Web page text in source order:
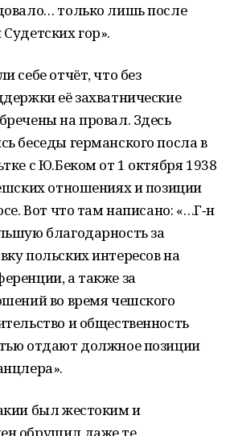
только лишь после
гор».
себе отчёт, что без
её захватнические
на провал. Здесь
беседы германского посла в
с Ю.Беком от 1 октября 1938
отношениях и позиции
Вот что там написано: «…Г‑н
благодарность за
польских интересов на
а также за
во время чешского
и общественность
отдают должное позиции
был жестоким и